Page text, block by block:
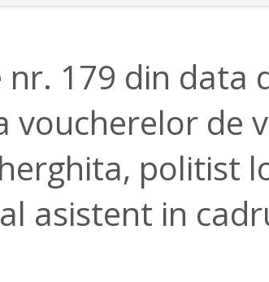
nr. 179 din data
voucherelor de
politist
asistent in